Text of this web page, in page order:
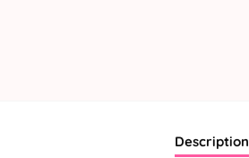
Description